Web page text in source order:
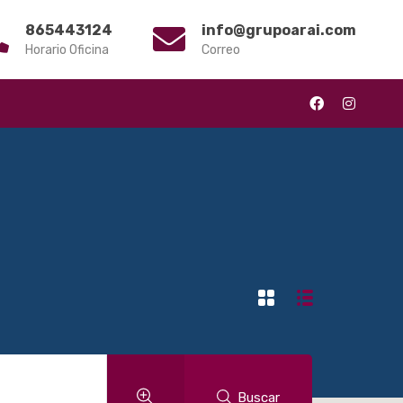
865443124
Horario Oficina
info@grupoarai.com
Correo
Buscar